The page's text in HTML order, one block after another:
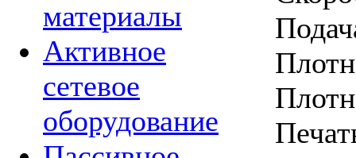
материалы
Активное
сетевое
оборудование